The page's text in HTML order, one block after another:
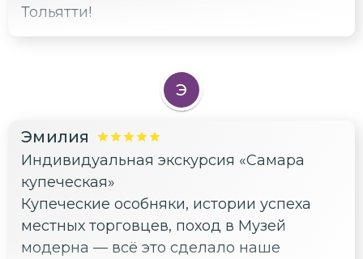
Тольятти!
Э
Эмилия
Индивидуальная экскурсия «Самара
купеческая»
Купеческие особняки, истории успеха
местных торговцев, поход в Музей
модерна — всё это сделало наше